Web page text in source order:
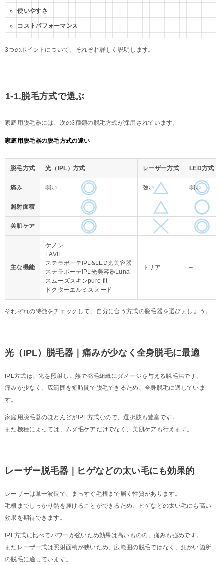
使いやすさ
コストパフォーマンス
3つのポイントについて、それぞれ詳しく説明します。
1-1.脱毛方式で選ぶ
家庭用脱毛器には、次の3種類の脱毛方式が採用されています。
家庭用脱毛器の脱毛方式の違い
脱毛方式 光（IPL）方式 レーザー方式 LED方式
痛み 弱い 強い 弱い
照射面積
美肌ケア
主な機能
ケノン
LAVIE
ステラボーテIPL&LED光美容器
ステラボーテIPL光美容器Luna
スムーズスキンpure fit
ドクターエルミスヌード
トリア –
それぞれの特徴をチェックして、自分に合う方式の脱毛器を選びましょう。
光（IPL）脱毛器｜痛みが少なく全身脱毛に最適
IPL方式は、光を照射し、熱で発毛組織にダメージを与える脱毛法です。
痛みが少なく、広範囲を短時間で脱毛できるため、全身脱毛に適していま
す。
家庭用脱毛器のほとんどがIPL方式なので、選択肢も豊富です。
また機種によっては、ムダ毛ケアだけでなく、美肌ケアも行えます。
レーザー脱毛器｜ヒゲなどの太い毛にも効果的
レーザーは単一波長で、まっすぐ毛根まで届く性質があります。
毛根までしっかり熱を届けることができるため、ヒゲなどの太い毛にも高い
効果を期待できます。
IPL方式に比べてパワーが強いため効果は高いものの、痛みも強めです。
またレーザー式は照射面積が狭いため、広範囲の脱毛ではなく、細かい箇所
の脱毛に適しています。